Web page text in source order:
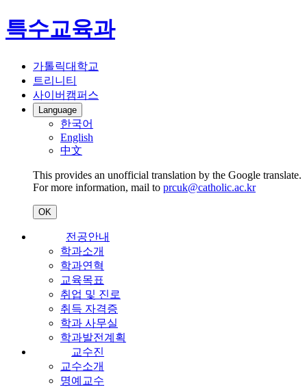
특수교육과
가톨릭대학교
트리니티
사이버캠퍼스
Language
한국어
English
中文
This provides an unofficial translation by the Google translate.
For more information, mail to prcuk@catholic.ac.kr
OK
전공안내
학과소개
학과연혁
교육목표
취업 및 진로
취득 자격증
학과 사무실
학과발전계획
교수진
교수소개
명예교수